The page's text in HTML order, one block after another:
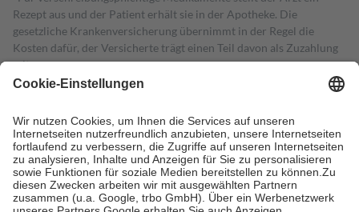
Rezept aus und der Patient erhält sie in der Apotheke. Die
gesetzliche Krankenversicherung übernimmt in der Regel die
Kosten dafür, der Versicherte trägt einen Teil davon als Zuzahlung
mit.
Grundsätzlich leisten Mitglieder Zuzahlungen in Höhe von zehn
höchstens zehn Euro.
Es sind jedoch nie mehr als die tatsächlichen
Kosten der Leistung zu entrichten.
Diese Regeln gelten grundsätzlich auch für Online-Apotheken.
Bei Heilmitteln und häuslicher Krankenpflege beträgt die
Zuzahlung zehn Prozent der Kosten sowie zehn Euro je
Verordnung.